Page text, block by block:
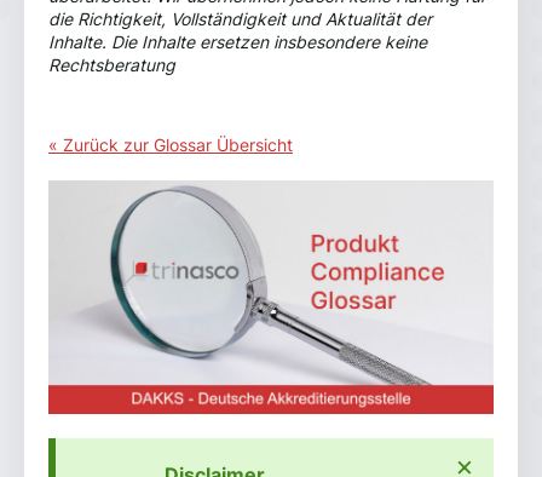
die Richtigkeit, Vollständigkeit und Aktualität der
Inhalte. Die Inhalte ersetzen insbesondere keine
Rechtsberatung
« Zurück zur Glossar Übersicht
×